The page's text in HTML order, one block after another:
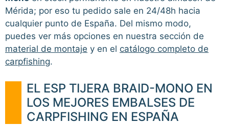
Mérida; por eso tu pedido sale en 24/48h hacia
cualquier punto de España. Del mismo modo,
puedes ver más opciones en nuestra sección de
material de montaje y en el catálogo completo de
carpfishing.
EL ESP TIJERA BRAID-MONO EN
LOS MEJORES EMBALSES DE
CARPFISHING EN ESPAÑA